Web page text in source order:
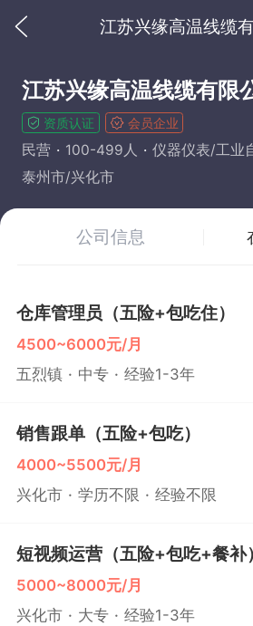
江苏兴缘高温线缆
江苏兴缘高温线缆有限
资质认证 会员企业
民营 100-499人
仪器仪表/工业
泰州市/兴化市
公司信息
仓库管理员（五险+包吃住）
4500~6000元/月
五烈镇 中专 经验1-3年
销售跟单（五险+包吃）
4000~5500元/月
兴化市 学历不限 经验不限
短视频运营（五险+包吃+餐补）
5000~8000元/月
兴化市 大专 经验1-3年